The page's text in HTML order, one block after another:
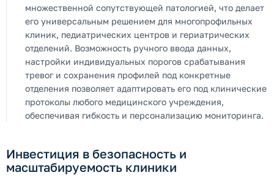
множественной сопутствующей патологией, что делает
его универсальным решением для многопрофильных
клиник, педиатрических центров и гериатрических
отделений. Возможность ручного ввода данных,
настройки индивидуальных порогов срабатывания
тревог и сохранения профилей под конкретные
отделения позволяет адаптировать его под клинические
протоколы любого медицинского учреждения,
обеспечивая гибкость и персонализацию мониторинга.
Инвестиция в безопасность и
масштабируемость клиники